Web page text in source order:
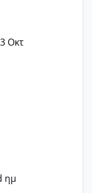
Οκτ
ημ